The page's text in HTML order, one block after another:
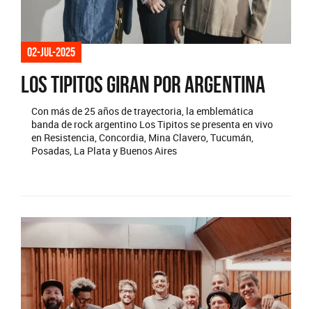
02-jul-2025
Los Tipitos giran por Argentina
Con más de 25 años de trayectoria, la emblemática
banda de rock argentino Los Tipitos se presenta en vivo
en Resistencia, Concordia, Mina Clavero, Tucumán,
Posadas, La Plata y Buenos Aires